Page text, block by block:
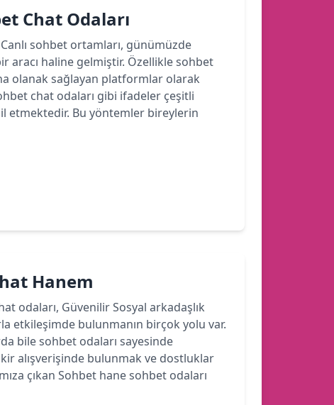
Chat Odaları
sohbet ortamları, günümüzde
aracı haline gelmiştir. Özellikle sohbet
olanak sağlayan platformlar olarak
chat odaları gibi ifadeler çeşitli
etmektedir. Bu yöntemler bireylerin
Hanem
odaları, Güvenilir Sosyal arkadaşlık
etkileşimde bulunmanın birçok yolu var.
bile sohbet odaları sayesinde
alışverişinde bulunmak ve dostluklar
çıkan Sohbet hane sohbet odaları